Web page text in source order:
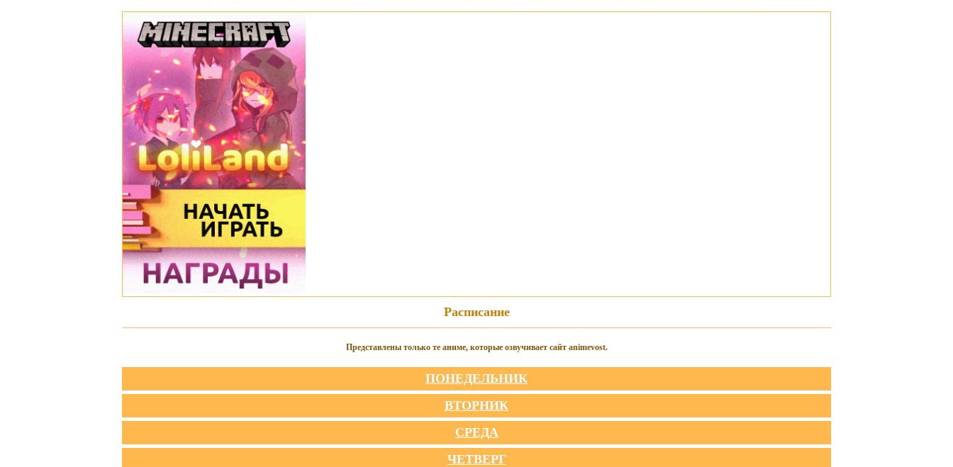
Расписание
Представлены только те аниме, которые озвучивает сайт animevost.
ПОНЕДЕЛЬНИК
ВТОРНИК
СРЕДА
ЧЕТВЕРГ